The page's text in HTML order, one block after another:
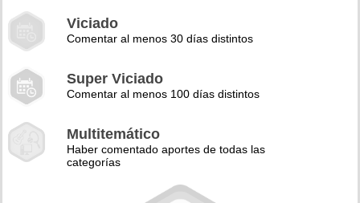
Viciado
Comentar al menos 30 días distintos
Super Viciado
Comentar al menos 100 días distintos
Multitemático
Haber comentado aportes de todas las
categorías